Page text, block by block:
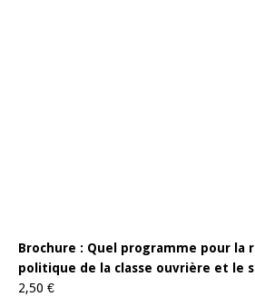
Brochure : Quel programme pour la
politique de la classe ouvrière et le
2,50 €